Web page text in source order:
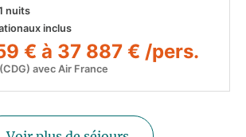
nuits
inclus
€ à 37 887 € /pers.
avec Air France